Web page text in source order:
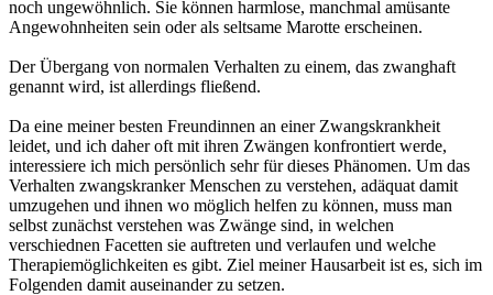
noch ungewöhnlich. Sie können harmlose, manchmal amüsante
Angewohnheiten sein oder als seltsame Marotte erscheinen.
Der Übergang von normalen Verhalten zu einem, das zwanghaft
genannt wird, ist allerdings fließend.
Da eine meiner besten Freundinnen an einer Zwangskrankheit
leidet, und ich daher oft mit ihren Zwängen konfrontiert werde,
interessiere ich mich persönlich sehr für dieses Phänomen. Um das
Verhalten zwangskranker Menschen zu verstehen, adäquat damit
umzugehen und ihnen wo möglich helfen zu können, muss man
selbst zunächst verstehen was Zwänge sind, in welchen
verschiednen Facetten sie auftreten und verlaufen und welche
Therapiemöglichkeiten es gibt. Ziel meiner Hausarbeit ist es, sich im
Folgenden damit auseinander zu setzen.